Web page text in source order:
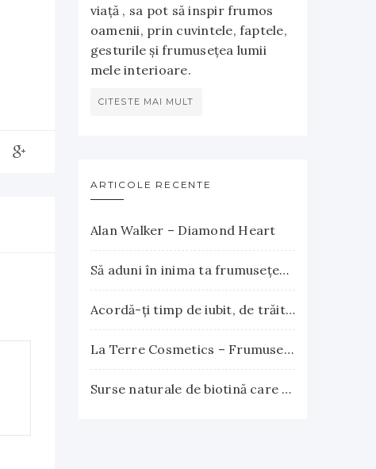
viață , sa pot să inspir frumos
oamenii, prin cuvintele, faptele,
gesturile și frumusețea lumii
mele interioare.
CITESTE MAI MULT
ARTICOLE RECENTE
Alan Walker – Diamond Heart
Să aduni în inima ta frumuseţea apusului şi explozia nesfârşită a răsăritului
Acordă-ţi timp de iubit, de trăit, de gândit, de iertat
La Terre Cosmetics – Frumuseţea autentică, inspirată din natură
Surse naturale de biotină care încurajează creşterea părului. Vitamina B7 susţine sănătatea părului, pielii şi unghiilor